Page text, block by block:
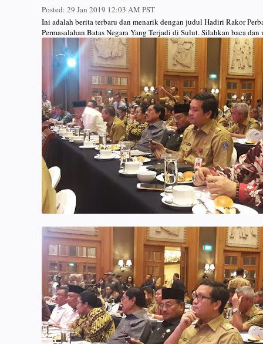
Posted: 29 Jan 2019 12:03 AM PST
Ini adalah berita terbaru dan menarik dengan judul Hadiri Rakor
Permasalahan Batas Negara Yang Terjadi di Sulut. Silahkan baca